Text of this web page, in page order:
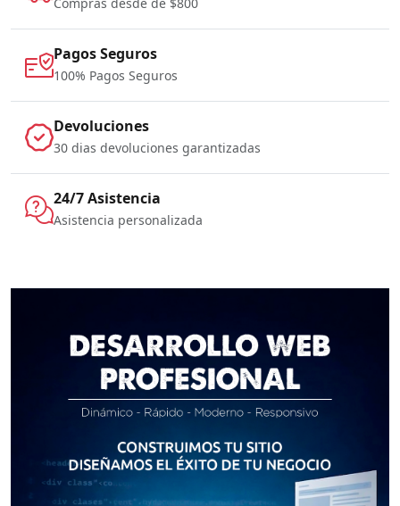
Pagos Seguros
100% Pagos Seguros
Devoluciones
30 dias devoluciones garantizadas
24/7 Asistencia
Asistencia personalizada